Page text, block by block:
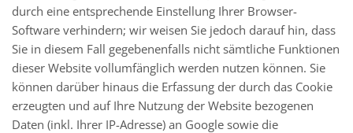
durch eine entsprechende Einstellung Ihrer Browser-
Software verhindern; wir weisen Sie jedoch darauf hin, dass
Sie in diesem Fall gegebenenfalls nicht sämtliche Funktionen
dieser Website vollumfänglich werden nutzen können. Sie
können darüber hinaus die Erfassung der durch das Cookie
erzeugten und auf Ihre Nutzung der Website bezogenen
Daten (inkl. Ihrer IP-Adresse) an Google sowie die